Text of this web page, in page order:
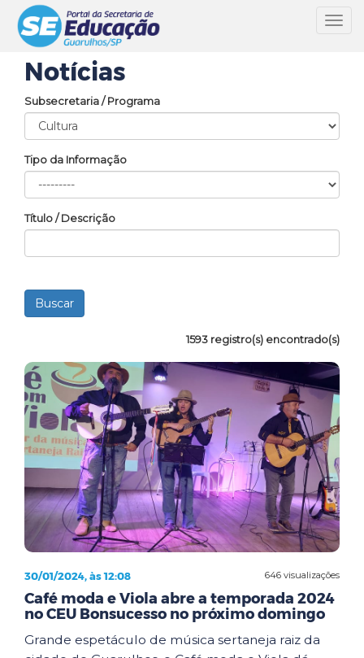
Notícias
Subsecretaria / Programa
Tipo da Informação
Título / Descrição
1593 registro(s) encontrado(s)
646 visualizações
30/01/2024, às 12:08
Café moda e Viola abre a temporada 2024
no CEU Bonsucesso no próximo domingo
Grande espetáculo de música sertaneja raiz da